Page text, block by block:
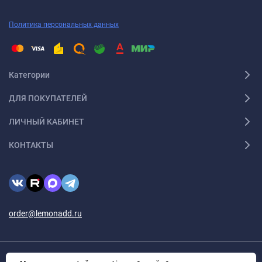
Политика персональных данных
Категории
ДЛЯ ПОКУПАТЕЛЕЙ
ЛИЧНЫЙ КАБИНЕТ
КОНТАКТЫ
order@lemonadd.ru